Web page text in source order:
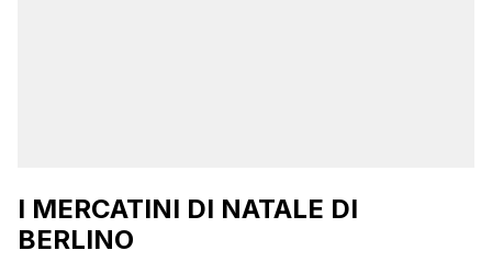
I MERCATINI DI NATALE DI
BERLINO